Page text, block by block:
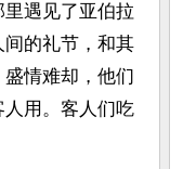
遇见了亚伯拉
的礼节，和其
情难却，他们
用。客人们吃